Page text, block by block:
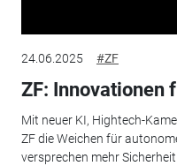
24.06.2025 #ZF
ZF: Innovationen
Mit neuer KI, Hightech-
ZF die Weichen für
versprechen mehr